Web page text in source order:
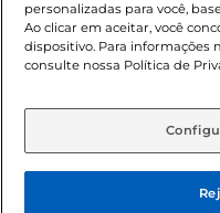
de bebidas alcoólicas
Lei n.º 8069/90, art. 81,
Adolescente). Preços e
aviso prévio. O valor
personalizadas para você,
Ao clicar em aceitar, você
dispositivo. Para informações
consulte nossa Política de